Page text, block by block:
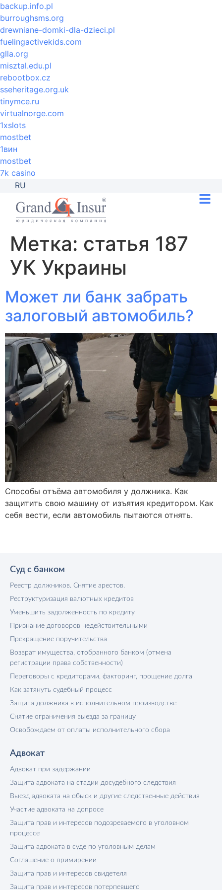
backup.info.pl
burroughsms.org
drewniane-domki-dla-dzieci.pl
fuelingactivekids.com
glla.org
misztal.edu.pl
rebootbox.cz
sseheritage.org.uk
tinymce.ru
virtualnorge.com
1xslots
mostbet
1вин
mostbet
7k casino
RU
Метка: статья 187
УК Украины
Может ли банк забрать
залоговый автомобиль?
Способы отъёма автомобиля у должника. Как
защитить свою машину от изъятия кредитором. Как
себя вести, если автомобиль пытаются отнять.
Суд с банком
Реестр должников. Снятие арестов.
Реструктуризация валютных кредитов
Уменьшить задолженность по кредиту
Признание договоров недействительными
Прекращение поручительства
Возврат имущества, отобранного банком (отмена
регистрации права собственности)
Переговоры с кредиторами, факторинг, прощение долга
Как затянуть судебный процесс
Защита должника в исполнительном производстве
Снятие ограничения выезда за границу
Освобождаем от оплаты исполнительного сбора
Адвокат
Адвокат при задержании
Защита адвоката на стадии досудебного следствия
Выезд адвоката на обыск и другие следственные действия
Участие адвоката на допросе
Защита прав и интересов подозреваемого в уголовном
процессе
Защита адвоката в суде по уголовным делам
Соглашение о примирении
Защита прав и интересов свидетеля
Защита прав и интересов потерпевшего